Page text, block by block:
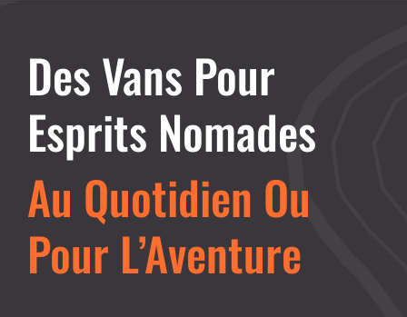
Des Vans Pour
Esprits Nomades
Au Quotidien Ou
Pour L’Aventure